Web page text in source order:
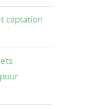
captation